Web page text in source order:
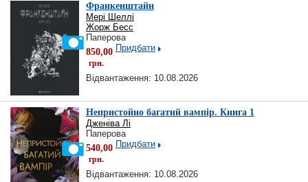
Франкенштайн
Мері Шеллі
Жорж Бесс
Паперова
850,00
грн.
Придбати
Відвантаження: 10.08.2026
Непристойно багатий вампір. Книга 1
Дженіва Лі
Паперова
540,00
грн.
Придбати
Відвантаження: 10.08.2026